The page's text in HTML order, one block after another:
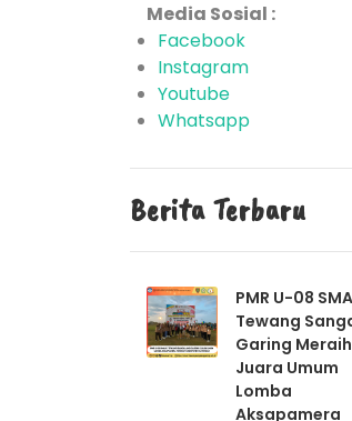
Media Sosial :
Facebook
Instagram
Youtube
Whatsapp
Berita Terbaru
PMR U-08
Tewang
Garing Meraih
Juara Umum
Lomba
Aksapamera